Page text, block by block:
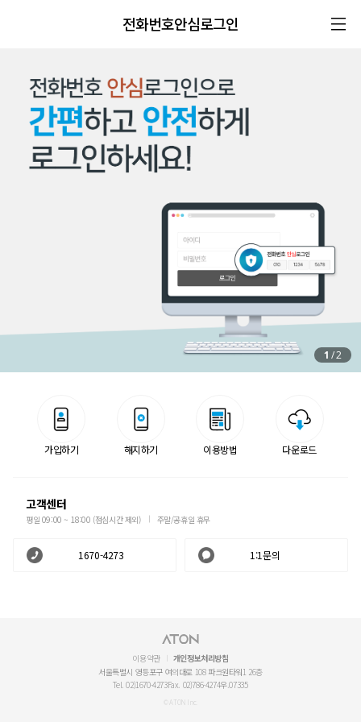
전화번호안심로그인
1 /2
가입하기 해지하기 이용방법 다운로드
고객센터
평일 09:00 ~ 18:00 (점심시간 제외) 주말/공휴일 휴무
1670-4273 1:1문의
이용약관
개인정보처리방침
서울특별시 영등포구 여의대로 108 파크원타워1 26층
Tel. 02)1670-4273Fax. 02)786-4274우.07335
© ATON Inc.